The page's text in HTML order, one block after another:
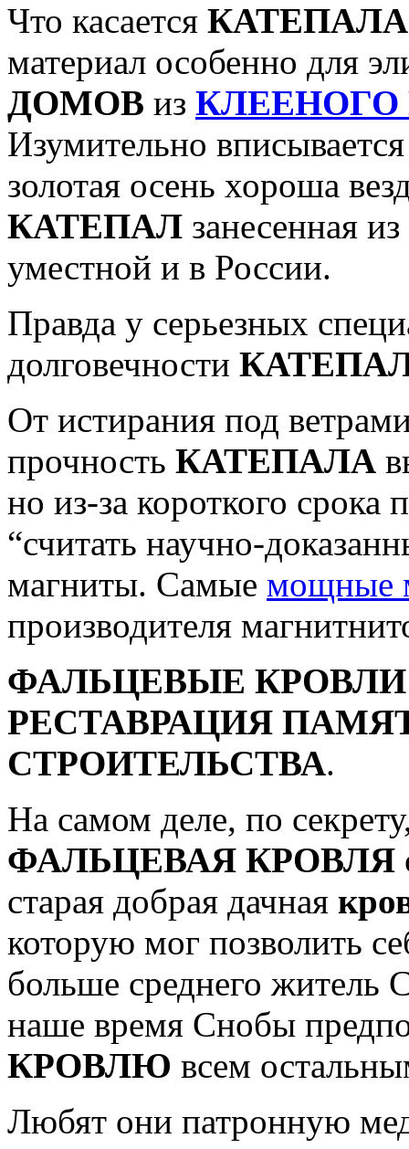
Что касается КАТЕПАЛА
материал особенно для
ДОМОВ из КЛЕЕНОГО
Изумительно
золотая осень хороша
КАТЕПАЛ занесенная
уместной и в России.
Правда у серьезных
долговечности
От истирания под
прочность КАТЕПАЛА
но из-за короткого срока
“считать научно-
магниты. Самые мощные
производителя
ФАЛЬЦЕВЫЕ КРОВЛИ
РЕСТАВРАЦИЯ
СТРОИТЕЛЬСТВА.
На самом деле, по
ФАЛЬЦЕВАЯ КРОВЛЯ
старая добрая дачная
которую мог позволить
больше среднего житель
наше время Снобы
КРОВЛЮ всем
Любят они патронную